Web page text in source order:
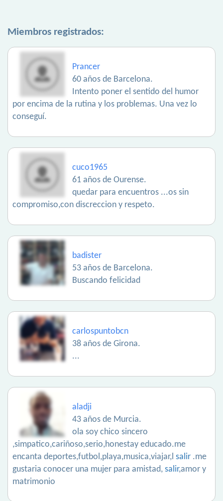
Miembros registrados:
Prancer
60 años de Barcelona.
Intento poner el sentido del humor
por encima de la rutina y los problemas. Una vez lo
conseguí.
cuco1965
61 años de Ourense.
quedar para encuentros ...os sin
compromiso,con discreccion y respeto.
badister
53 años de Barcelona.
Buscando felicidad
carlospuntobcn
38 años de Girona.
...
aladji
43 años de Murcia.
ola soy chico sincero
,simpatico,cariñoso,serio,honestay educado.me
encanta deportes,futbol,playa,musica,viajar,l salir .me
gustaria conocer una mujer para amistad, salir,amor y
matrimonio